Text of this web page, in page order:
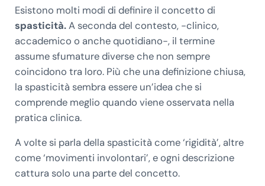
Esistono molti modi di definire il concetto di
spasticità.A seconda del contesto, -clinico,
accademico o anche quotidiano-, il termine
assume sfumature diverse che non sempre
coincidono tra loro. Più che una definizione chiusa,
la spasticità sembra essere un’idea che si
comprende meglio quando viene osservata nella
pratica clinica.
A volte si parla della spasticità come ‘rigidità’, altre
come ‘movimenti involontari’, e ogni descrizione
cattura solo una parte del concetto.